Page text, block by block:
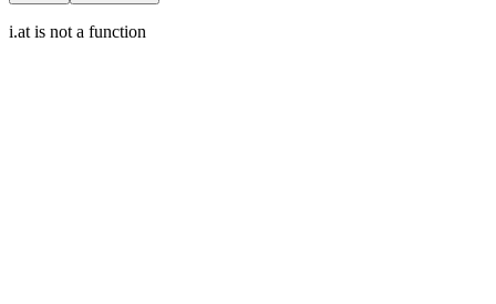
i.at is not a function